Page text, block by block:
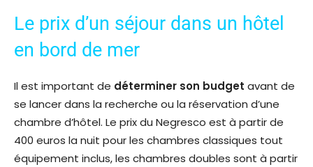
Le prix d’un séjour dans un hôtel
en bord de mer
Il est important de déterminer son budget avant de
se lancer dans la recherche ou la réservation d’une
chambre d’hôtel. Le prix du Negresco est à partir de
400 euros la nuit pour les chambres classiques tout
équipement inclus, les chambres doubles sont à partir